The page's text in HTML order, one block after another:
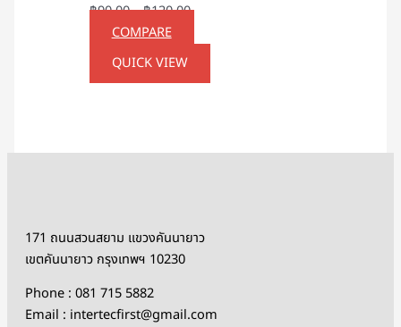
฿90.00–฿120.00
COMPARE
QUICK VIEW
171 ถนนสวนสยาม แขวงคันนายาว
เขตคันนายาว กรุงเทพฯ 10230
Phone : 081 715 5882
Email : intertecfirst@gmail.com